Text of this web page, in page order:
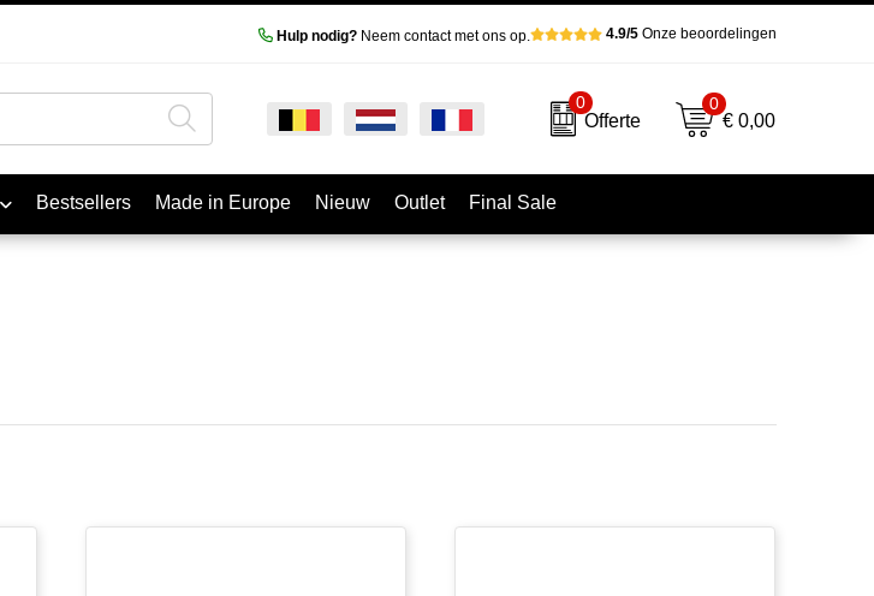
Hulp nodig?Neem contact met ons op. 4.9/5Onze beoordelingen
0
Offerte
0
€ 0,00
Bestsellers Made in Europe Nieuw Outlet Final Sale